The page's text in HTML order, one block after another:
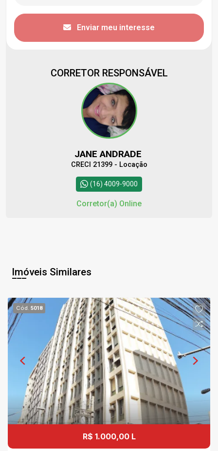
Enviar meu interesse
CORRETOR RESPONSÁVEL
JANE ANDRADE
CRECI 21399 - Locação
(16) 4009-9000
Corretor(a) Online
Imóveis Similares
Cód.5018
R$ 1.000,00 L